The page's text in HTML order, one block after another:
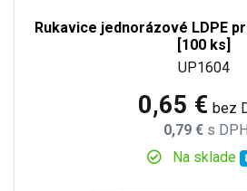
Rukavice jednorázové LDPE
[100 ks]
UP1604
0,65 € bez
0,79 € s DPH
Na sklade